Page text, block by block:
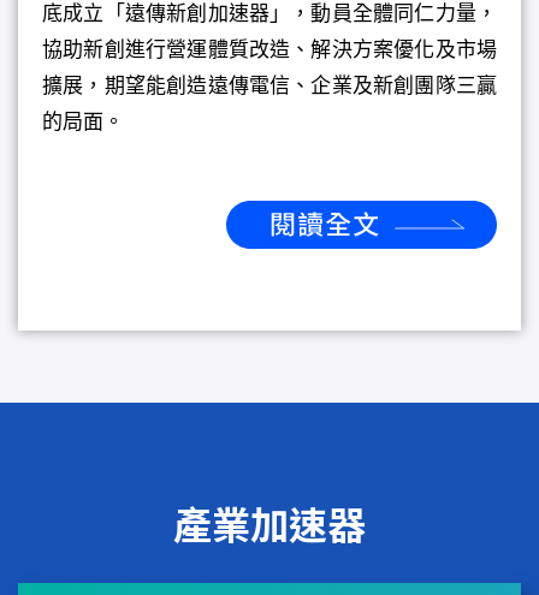
底成立「遠傳新創加速器」，動員全體同仁力量，
協助新創進行營運體質改造、解決方案優化及市場
擴展，期望能創造遠傳電信、企業及新創團隊三贏
的局面。
產業加速器